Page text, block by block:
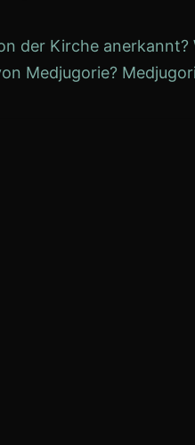
der Kirche
Medjugorie?